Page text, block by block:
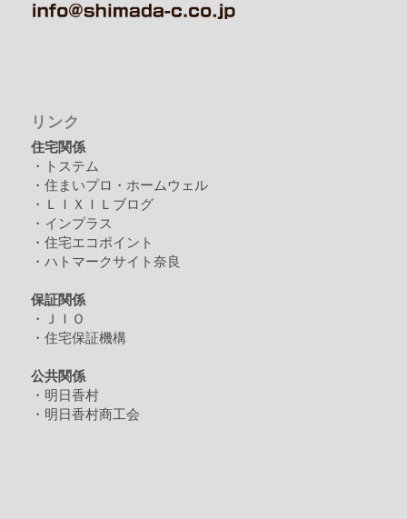
リンク
住宅関係
・トステム
・住まいプロ・ホームウェル
・ＬＩＸＩＬブログ
・インプラス
・住宅エコポイント
・ハトマークサイト奈良
保証関係
・ＪＩＯ
・住宅保証機構
公共関係
・明日香村
・明日香村商工会